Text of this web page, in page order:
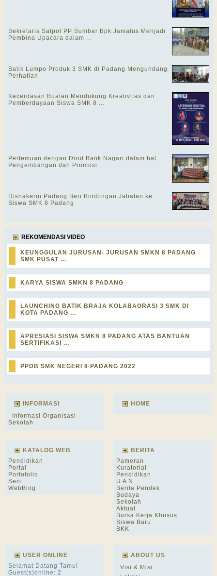
Sekretaris Satpol PP Sumbar Bpk Jamalus Menjadi
Pembina Upacara dalam ...
Batik Lumpo Produk 3 SMK di Padang Mengundang
Perhatian
Kecerdasan Buatan Mendukung Kreativitas dan
Pemberdayaan Siswa SMK 8 ...
Pertemuan dengan Dirut Bank Nagari dalam hal
Pengembangan dan Promosi ...
Disnakerin Padang Beri Bimbingan Jabatan ke
Siswa SMK 8 Padang
REKOMENDASI VIDEO
KEUNGGULAN JURUSAN- JURUSAN SMKN 8 PADANG
SMK PUSAT ...
KARYA SISWA SMKN 8 PADANG
LAUNCHING BATIK BRAJA KOLABAORASI 3 SMK DI
KOTA PADANG ...
APRESIASI SISWA SMKN 8 PADANG ATAS BANTUAN
SERTIFIKASI ...
PPDB SMK NEGERI 8 PADANG 2022
INFORMASI
Informasi Organisasi
Sekolah
HOME
KATALOG WEB
Pendidikan
Portal
Portofolio
Seni
WebBlog
BERITA
Pameran
Kuratorial
Pendidikan
U A N
Berita Pendek
Budaya
Sekolah
Aktual
Bursa Kerja Khusus
Siswa Baru
BKK
USER ONLINE
Selamat Datang Tamu!
Guest(s)online: 2
ABOUT US
Visi & Misi